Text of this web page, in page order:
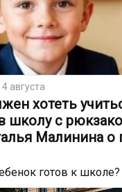
августа
хотеть
школу с
Малинина о
готов к школе?